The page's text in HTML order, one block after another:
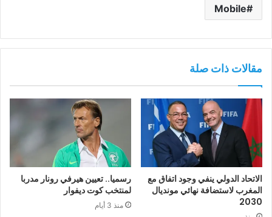
Mobile
مقالات ذات صلة
الاتحاد الدولي ينفي وجود اتفاق مع
المغرب لاستضافة نهائي مونديال
2030
رسميا.. تعيين هيرفي رونار مدربا
لمنتخب كوت ديفوار
منذ 3 أيام